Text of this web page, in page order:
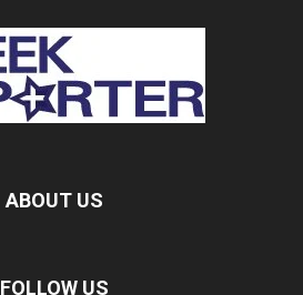
ABOUT US
FOLLOW US